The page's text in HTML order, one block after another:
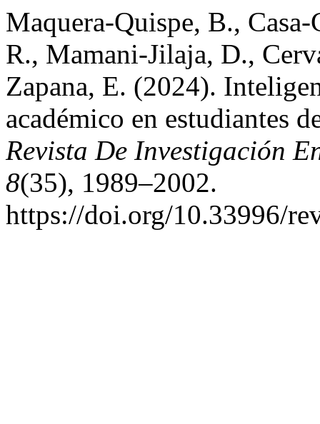
Maquera-Quispe, B.,
R., Mamani-Jilaja, D.,
Zapana, E. (2024).
académico en estudiantes
Revista De Investigación
8(35), 1989–2002.
https://doi.org/10.33996/